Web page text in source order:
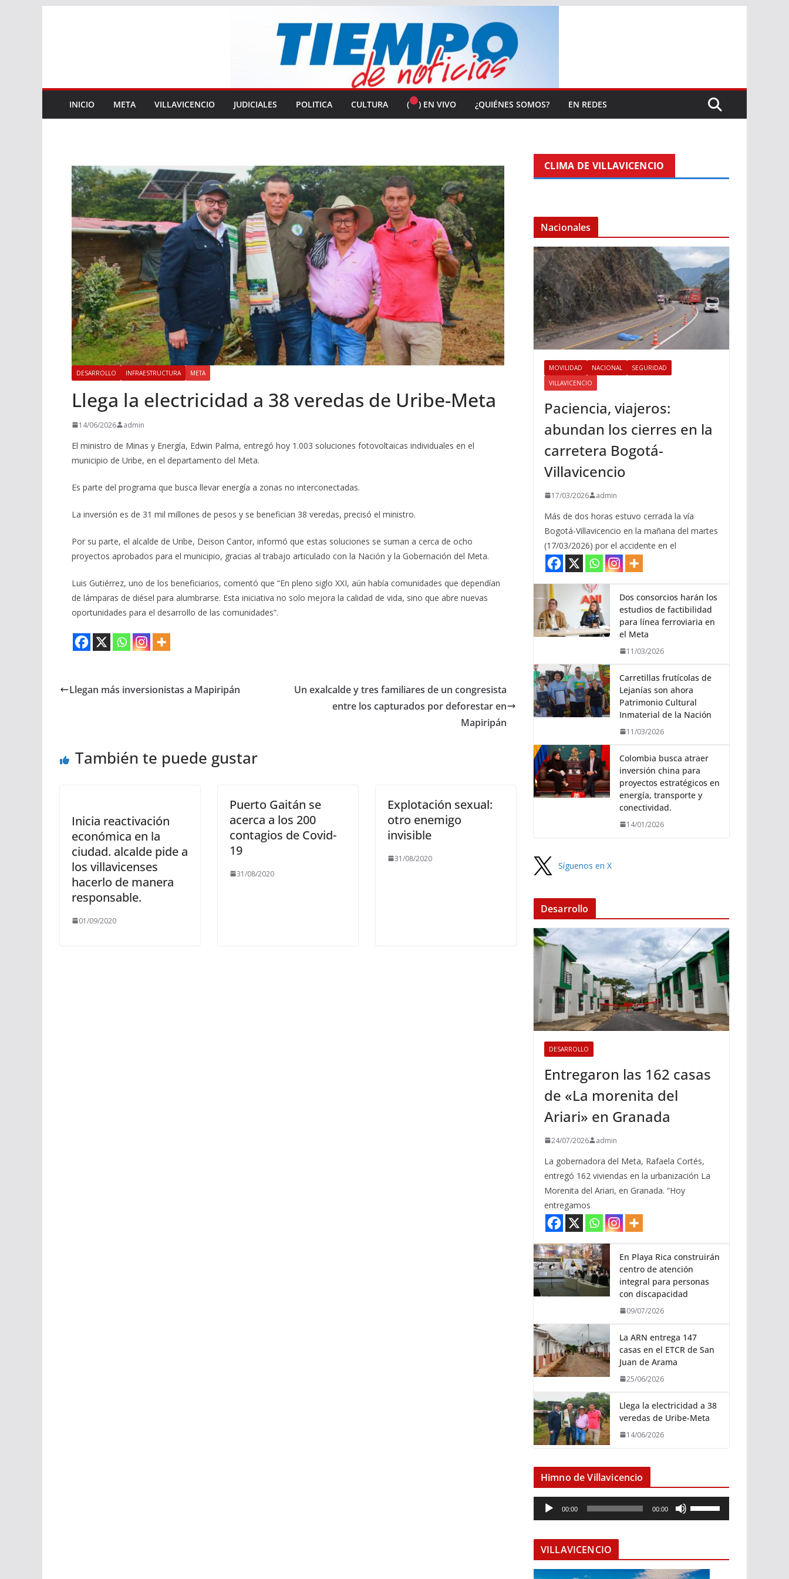
INICIO META VILLAVICENCIO JUDICIALES POLITICA CULTURA ( ) EN VIVO ¿QUIÉNES SOMOS? EN REDES
DESARROLLO INFRAESTRUCTURA META
Llega la electricidad a 38 veredas de Uribe-Meta
14/06/2026 admin
El ministro de Minas y Energía, Edwin Palma, entregó hoy 1.003 soluciones fotovoltaicas individuales en el
municipio de Uribe, en el departamento del Meta.
Es parte del programa que busca llevar energía a zonas no interconectadas.
La inversión es de 31 mil millones de pesos y se benefician 38 veredas, precisó el ministro.
Por su parte, el alcalde de Uribe, Deison Cantor, informó que estas soluciones se suman a cerca de ocho
proyectos aprobados para el municipio, gracias al trabajo articulado con la Nación y la Gobernación del Meta.
Luis Gutiérrez, uno de los beneficiarios, comentó que “En pleno siglo XXI, aún había comunidades que dependían
de lámparas de diésel para alumbrarse. Esta iniciativa no solo mejora la calidad de vida, sino que abre nuevas
oportunidades para el desarrollo de las comunidades”.
Llegan más inversionistas a Mapiripán
Un exalcalde y tres familiares de un congresista
entre los capturados por deforestar en
Mapiripán
También te puede gustar
Inicia reactivación
económica en la
ciudad. alcalde pide a
los villavicenses
hacerlo de manera
responsable.
01/09/2020
Puerto Gaitán se
acerca a los 200
contagios de Covid-
19
31/08/2020
Explotación sexual:
otro enemigo
invisible
31/08/2020
CLIMA DE VILLAVICENCIO
Nacionales
MOVILIDAD NACIONAL
SEGURIDAD
VILLAVICENCIO
Paciencia, viajeros:
abundan los cierres en la
carretera Bogotá-
Villavicencio
17/03/2026 admin
Más de dos horas estuvo cerrada la vía
Bogotá-Villavicencio en la mañana del martes
(17/03/2026) por el accidente en el
Dos consorcios harán los
estudios de factibilidad
para línea ferroviaria en
el Meta
11/03/2026
Carretillas frutícolas de
Lejanías son ahora
Patrimonio Cultural
Inmaterial de la Nación
11/03/2026
Colombia busca atraer
inversión china para
proyectos estratégicos en
energía, transporte y
conectividad.
14/01/2026
Síguenos en X
Desarrollo
DESARROLLO
Entregaron las 162 casas
de «La morenita del
Ariari» en Granada
24/07/2026 admin
La gobernadora del Meta, Rafaela Cortés,
entregó 162 viviendas en la urbanización La
Morenita del Ariari, en Granada. “Hoy
entregamos
En Playa Rica construirán
centro de atención
integral para personas
con discapacidad
09/07/2026
La ARN entrega 147
casas en el ETCR de San
Juan de Arama
25/06/2026
Llega la electricidad a 38
veredas de Uribe-Meta
14/06/2026
Himno de Villavicencio
e
o
00:00 00:00
i
z
VILLAVICENCIO